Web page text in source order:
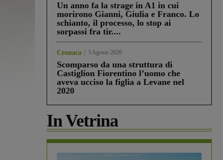
Un anno fa la strage in A1 in cui
morirono Gianni, Giulia e Franco. Lo
schianto, il processo, lo stop ai
sorpassi fra tir....
Cronaca 3 Agosto 2026
Scomparso da una struttura di
Castiglion Fiorentino l’uomo che
aveva ucciso la figlia a Levane nel
2020
In Vetrina